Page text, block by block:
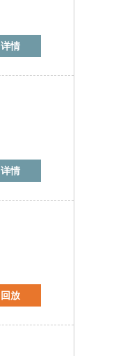
详情
详情
回放